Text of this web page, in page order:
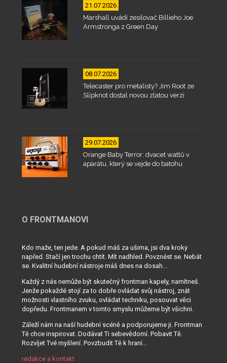
21.07.2026
Marshall uvádí zesilovač Billieho Joe
Armstronga z Green Day
08.07.2026
Telecaster pro metalisty? Jim Root ze
Slipknot dostal novou zlatou verzi
29.07.2026
Orange Baby Terror: dvacet wattů v
aparátu, který se vejde do batohu
O FRONTMANOVI
Kdo maže, ten jede. A pokud máš za ušima, jsi dva kroky
napřed. Stačí jen trochu chtít. Mít nadhled. Povznést se. Nebát
se. Kvalitní hudební nástroje máš dnes na dosah...
Každý z nás nemůže být skutečný frontman kapely, namítneš.
Jenže pokaždé stojí za to dobře ovládat svůj nástroj, znát
možnosti vlastního zvuku, ovládat techniku, posouvat věci
dopředu. Frontmanem v tomto smyslu můžeme být všichni.
Záleží nám na naší hudební scéně a podporujeme ji. Frontman
Tě chce inspirovat. Dodávat Ti sebevědomí. Pobavit Tě.
Rozvíjet Tvé myšlení. Povzbudit Tě k hraní...
redakce a kontakt